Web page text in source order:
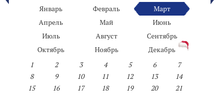
Январь
Февраль
Март
Апрель
Май
Июнь
Июль
Август
Сентябрь
Октябрь
Ноябрь
Декабрь
1
2 3 4 5 6
7
8
9 10 11 12 13
14
15
16 17 18 19 20
21